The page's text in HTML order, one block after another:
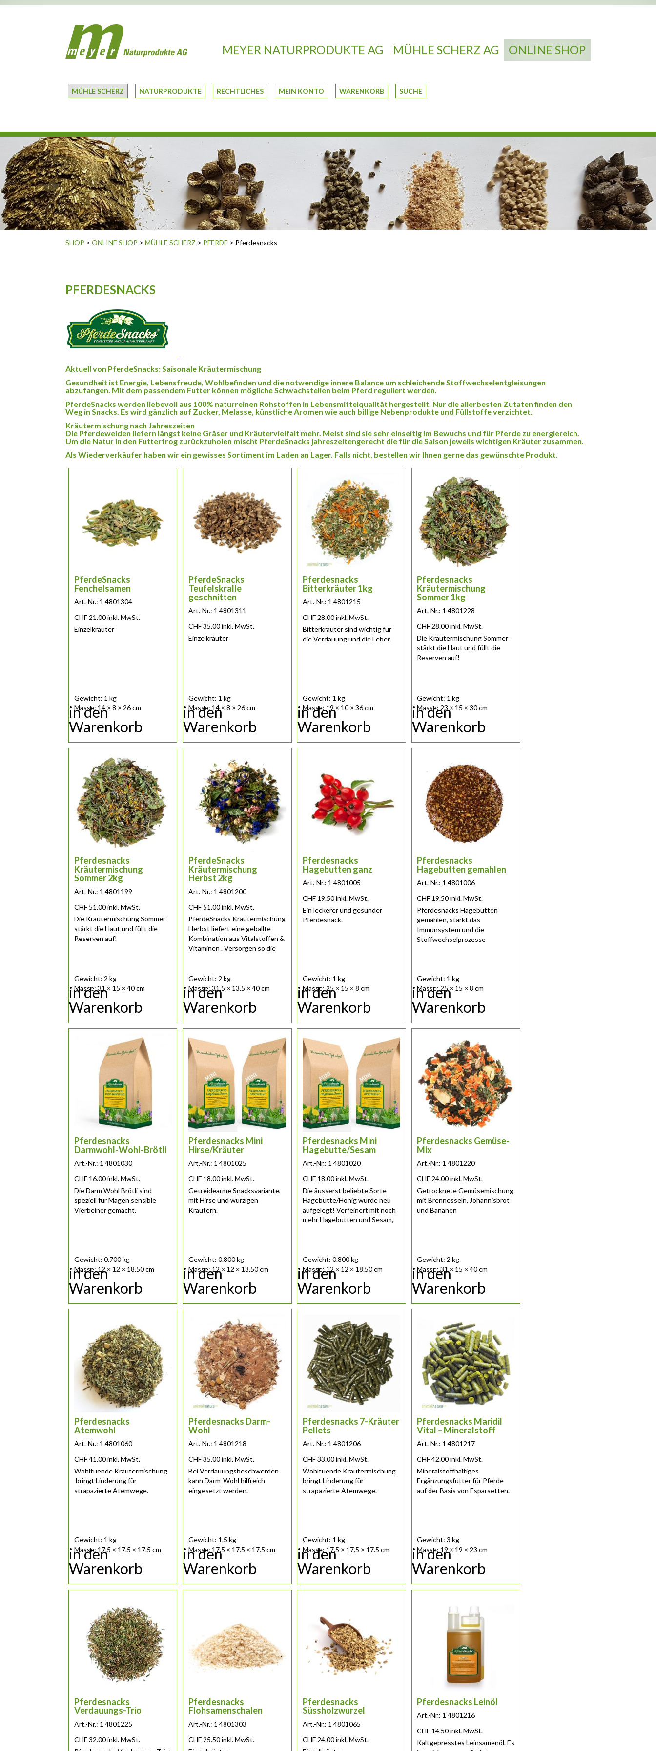
MEYER NATURPRODUKTE AG MÜHLE SCHERZ AG ONLINE SHOP
MÜHLE SCHERZ NATURPRODUKTE RECHTLICHES MEIN KONTO WARENKORB SUCHE
SHOP >ONLINE SHOP >MÜHLE SCHERZ > PFERDE > Pferdesnacks
PFERDESNACKS
Aktuell von PferdeSnacks: Saisonale Kräutermischung
Gesundheit ist Energie, Lebensfreude, Wohlbefinden und die notwendige innere Balance um schleichende Stoffwechselentgleisungen
abzufangen. Mit dem passendem Futter können mögliche Schwachstellen beim Pferd reguliert werden.
PferdeSnacks werden liebevoll aus 100% naturreinen Rohstoffen in Lebensmittelqualität hergestellt. Nur die allerbesten Zutaten finden den
Weg in Snacks. Es wird gänzlich auf Zucker, Melasse, künstliche Aromen wie auch billige Nebenprodukte und Füllstoffe verzichtet.
Kräutermischung nach Jahreszeiten
Die Pferdeweiden liefern längst keine Gräser und Kräutervielfalt mehr. Meist sind sie sehr einseitig im Bewuchs und für Pferde zu energiereich.
Um die Natur in den Futtertrog zurückzuholen mischt PferdeSnacks jahreszeitengerecht die für die Saison jeweils wichtigen Kräuter zusammen.
Als Wiederverkäufer haben wir ein gewisses Sortiment im Laden an Lager. Falls nicht, bestellen wir Ihnen gerne das gewünschte Produkt.
PferdeSnacks
Fenchelsamen
Art.-Nr.: 1 4801304
CHF21.00 inkl. MwSt.
Einzelkräuter
Gewicht: 1 kg
Masse: 14 × 8 × 26 cm
in den
Warenkorb
PferdeSnacks
Teufelskralle
geschnitten
Art.-Nr.: 1 4801311
CHF35.00inkl. MwSt.
Einzelkräuter
Gewicht: 1 kg
Masse: 14 × 8 × 26 cm
in den
Warenkorb
Pferdesnacks
Bitterkräuter 1kg
Art.-Nr.: 1 4801215
CHF 28.00inkl. MwSt.
Bitterkräuter sind wichtig für
die Verdauung und die Leber.
Gewicht: 1 kg
Masse: 19 × 10 × 36 cm
in den
Warenkorb
Pferdesnacks
Kräutermischung
Sommer 1kg
Art.-Nr.: 1 4801228
CHF 28.00inkl. MwSt.
Die Kräutermischung Sommer
stärkt die Haut und füllt die
Reserven auf!
Gewicht: 1 kg
Masse: 23 × 15 × 30 cm
in den
Warenkorb
Pferdesnacks
Kräutermischung
Sommer 2kg
Art.-Nr.: 1 4801199
CHF51.00 inkl. MwSt.
Die Kräutermischung Sommer
stärkt die Haut und füllt die
Reserven auf!
Gewicht: 2 kg
Masse: 31 × 15 × 40 cm
in den
Warenkorb
PferdeSnacks
Kräutermischung
Herbst 2kg
Art.-Nr.: 1 4801200
CHF51.00inkl. MwSt.
PferdeSnacks Kräutermischung
Herbst liefert eine geballte
Kombination aus Vitalstoffen &
Vitaminen . Versorgen so die
Gewicht: 2 kg
Masse: 31.5 × 13.5 × 40 cm
in den
Warenkorb
Pferdesnacks
Hagebutten ganz
Art.-Nr.: 1 4801005
CHF 19.50inkl. MwSt.
Ein leckerer und gesunder
Pferdesnack.
Gewicht: 1 kg
Masse: 25 × 15 × 8 cm
in den
Warenkorb
Pferdesnacks
Hagebutten gemahlen
Art.-Nr.: 1 4801006
CHF 19.50inkl. MwSt.
Pferdesnacks Hagebutten
gemahlen, stärkt das
Immunsystem und die
Stoffwechselprozesse
Gewicht: 1 kg
Masse: 25 × 15 × 8 cm
in den
Warenkorb
Pferdesnacks
Darmwohl-Wohl-Brötli
Art.-Nr.: 1 4801030
CHF16.00 inkl. MwSt.
Die Darm Wohl Brötli sind
speziell für Magen sensible
Vierbeiner gemacht.
Gewicht: 0.700 kg
Masse: 12 × 12 × 18.50 cm
in den
Warenkorb
Pferdesnacks Mini
Hirse/Kräuter
Art.-Nr.: 1 4801025
CHF18.00inkl. MwSt.
Getreidearme Snacksvariante,
mit Hirse und würzigen
Kräutern.
Gewicht: 0.800 kg
Masse: 12 × 12 × 18.50 cm
in den
Warenkorb
Pferdesnacks Mini
Hagebutte/Sesam
Art.-Nr.: 1 4801020
CHF 18.00inkl. MwSt.
Die äusserst beliebte Sorte
Hagebutte/Honig wurde neu
aufgelegt! Verfeinert mit noch
mehr Hagebutten und Sesam,
Gewicht: 0.800 kg
Masse: 12 × 12 × 18.50 cm
in den
Warenkorb
Pferdesnacks Gemüse-
Mix
Art.-Nr.: 1 4801220
CHF 24.00inkl. MwSt.
Getrocknete Gemüsemischung
mit Brennesseln, Johannisbrot
und Bananen
Gewicht: 2 kg
Masse: 31 × 15 × 40 cm
in den
Warenkorb
Pferdesnacks
Atemwohl
Art.-Nr.: 1 4801060
CHF41.00 inkl. MwSt.
Wohltuende Kräutermischung
bringt Linderung für
strapazierte Atemwege.
Gewicht: 1 kg
Masse: 17.5 × 17.5 × 17.5 cm
in den
Warenkorb
Pferdesnacks Darm-
Wohl
Art.-Nr.: 1 4801218
CHF35.00inkl. MwSt.
Bei Verdauungsbeschwerden
kann Darm-Wohl hilfreich
eingesetzt werden.
Gewicht: 1.5 kg
Masse: 17.5 × 17.5 × 17.5 cm
in den
Warenkorb
Pferdesnacks 7-Kräuter
Pellets
Art.-Nr.: 1 4801206
CHF33.00inkl. MwSt.
Wohltuende Kräutermischung
bringt Linderung für
strapazierte Atemwege.
Gewicht: 1 kg
Masse: 17.5 × 17.5 × 17.5 cm
in den
Warenkorb
Pferdesnacks Maridil
Vital – Mineralstoff
Art.-Nr.: 1 4801217
CHF42.00inkl. MwSt.
Mineralstoffhaltiges
Ergänzungsfutter für Pferde
auf der Basis von Esparsetten.
Gewicht: 3 kg
Masse: 19 × 19 × 23 cm
in den
Warenkorb
Pferdesnacks
Verdauungs-Trio
Art.-Nr.: 1 4801225
CHF32.00 inkl. MwSt.
Pferdesnacks
Flohsamenschalen
Art.-Nr.: 1 4801303
CHF25.50inkl. MwSt.
Pferdesnacks
Süssholzwurzel
Art.-Nr.: 1 4801065
CHF 24.00inkl. MwSt.
Pferdesnacks Leinöl
Art.-Nr.: 1 4801216
CHF 14.50inkl. MwSt.
Kaltgepresstes Leinsamenöl. Es